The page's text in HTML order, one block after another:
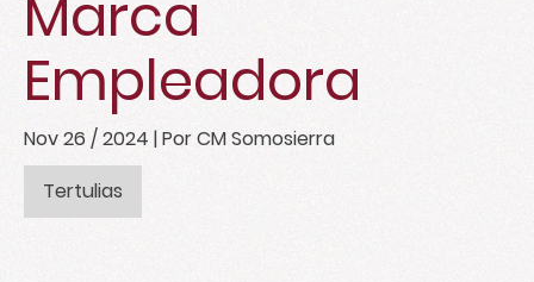
Marca
Empleadora
Nov 26 / 2024 | Por CM Somosierra
Tertulias